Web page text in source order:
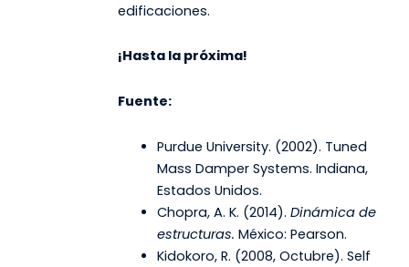
edificaciones.
¡Hasta la próxima!
Fuente:
Purdue University. (2002). Tuned
Mass Damper Systems. Indiana,
Estados Unidos.
Chopra, A. K. (2014).Dinámica de
estructuras. México: Pearson.
Kidokoro, R. (2008, Octubre). Self